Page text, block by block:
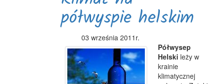
półwyspie helskim
03 września 2011r.
Półwysep
Helski leży w
krainie
klimatycznej